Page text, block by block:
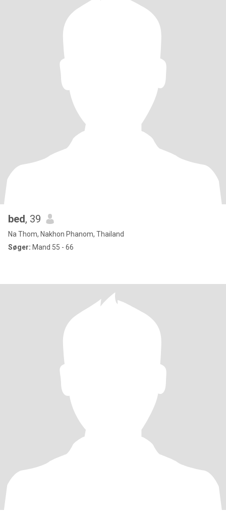
bed, 39
Na Thom, Nakhon Phanom, Thailand
Søger: Mand 55 - 66